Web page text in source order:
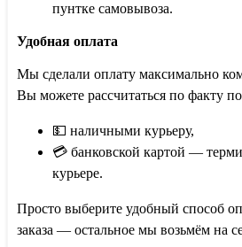
пунтке самовывоза.
Удобная оплата
Мы сделали оплату максимально
Вы можете рассчитаться по факту
💵 наличными курьеру,
💳 банковской картой —
курьере.
Просто выберите удобный способ
заказа — остальное мы возьмём на